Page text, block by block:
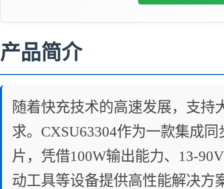
产品简介
随着快充技术的高速发展，支
求。CXSU63304作为一款集成
片，凭借100W输出能力、13-
动工具等设备提供高性能解决方